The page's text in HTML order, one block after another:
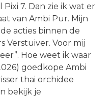
7. Dan zie ik wat er
van Ambi Pur. Mijn
acties binnen de
Verstuiver. Voor mij
Hoe weet ik waar
goedkope Ambi
thai orchidee
bekijk je